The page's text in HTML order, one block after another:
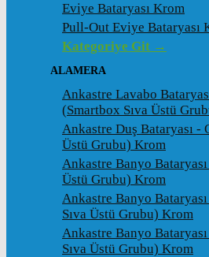
Eviye Bataryası Krom
Pull-Out Eviye Bataryası
Kategoriye Git →
ALAMERA
Ankastre Lavabo
(Smartbox Sıva Üstü
Ankastre Duş Bataryası -
Üstü Grubu) Krom
Ankastre Banyo
Üstü Grubu) Krom
Ankastre Banyo
Sıva Üstü Grubu) Krom
Ankastre Banyo
Sıva Üstü Grubu) Krom